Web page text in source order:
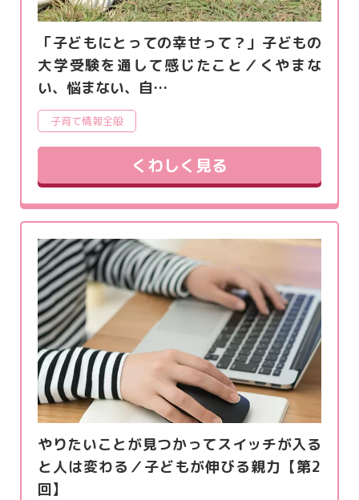
「子どもにとっての幸せって？」子どもの
大学受験を通して感じたこと／くやまな
い、悩まない、自…
子育て情報全般
くわしく見る
やりたいことが見つかってスイッチが入る
と人は変わる／子どもが伸びる親力【第2
回】